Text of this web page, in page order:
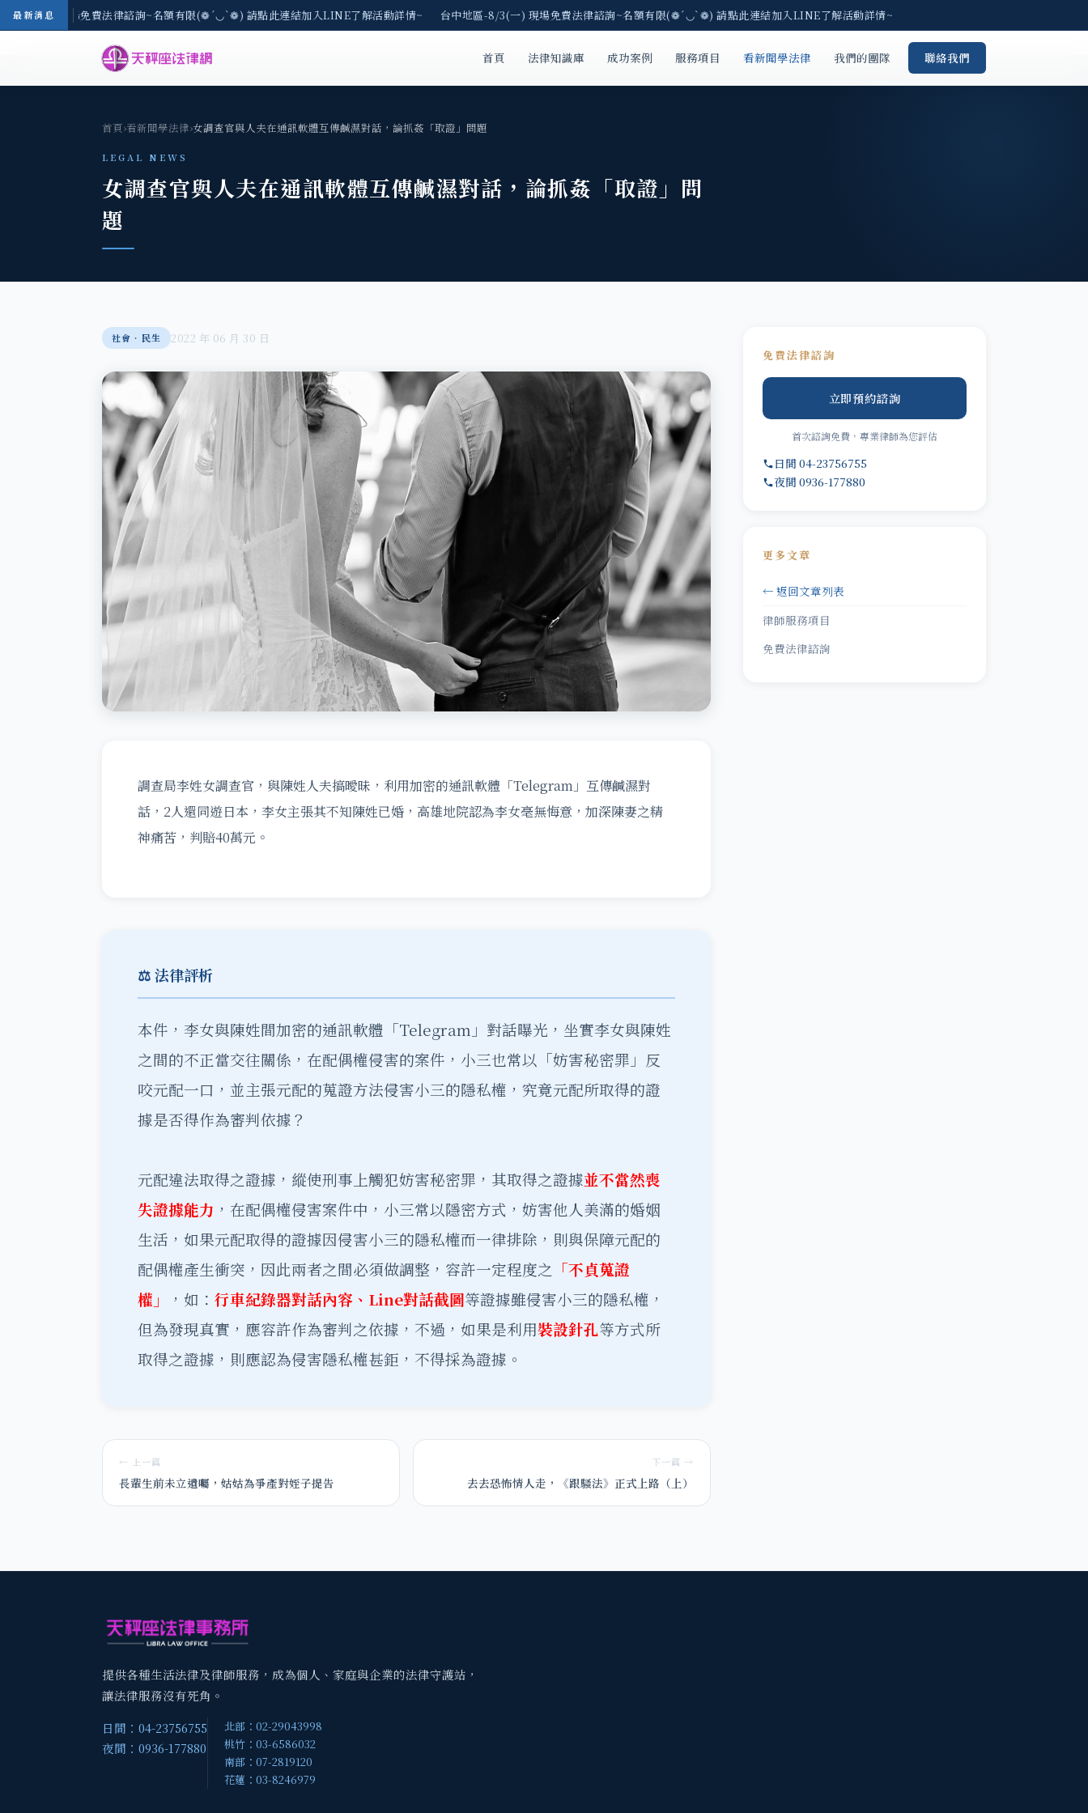
最新消息
-8/3(一) 現場免費法律諮詢~名額有限(❁´◡`❁) 請點此連結加入LINE了解活動詳情~ 台中地區-8/3(一) 現場免費法律諮詢~名額有限(❁´◡`❁) 請點此連結加入LINE了解活動詳情~
首頁 法律知識庫 成功案例 服務項目 看新聞學法律 我們的團隊 聯絡我們
首頁›看新聞學法律›女調查官與人夫在通訊軟體互傳鹹濕對話，論抓姦「取證」問題
LEGAL NEWS
女調查官與人夫在通訊軟體互傳鹹濕對話，論抓姦「取證」問
題
社會‧民生 2022 年 06 月 30 日
調查局李姓女調查官，與陳姓人夫搞曖昧，利用加密的通訊軟體「Telegram」互傳鹹濕對
話，2人還同遊日本，李女主張其不知陳姓已婚，高雄地院認為李女毫無悔意，加深陳妻之精
神痛苦，判賠40萬元。
⚖️ 法律評析
本件，李女與陳姓間加密的通訊軟體「Telegram」對話曝光，坐實李女與陳姓
之間的不正當交往關係，在配偶權侵害的案件，小三也常以「妨害秘密罪」反
咬元配一口，並主張元配的蒐證方法侵害小三的隱私權，究竟元配所取得的證
據是否得作為審判依據？
元配違法取得之證據，縱使刑事上觸犯妨害秘密罪，其取得之證據並不當然喪
失證據能力 ，在配偶權侵害案件中，小三常以隱密方式，妨害他人美滿的婚姻
生活，如果元配取得的證據因侵害小三的隱私權而一律排除，則與保障元配的
配偶權產生衝突，因此兩者之間必須做調整，容許一定程度之 「不貞蒐證
權」
，如： 行車紀錄器對話內容、Line對話截圖等證據雖侵害小三的隱私權，
但為發現真實，應容許作為審判之依據，不過，如果是利用裝設針孔等方式所
取得之證據，則應認為侵害隱私權甚鉅，不得採為證據。
← 上一篇
長輩生前未立遺囑，姑姑為爭產對姪子提告
下一篇 →
去去恐怖情人走，《跟騷法》正式上路（上）
免費法律諮詢
立即預約諮詢
首次諮詢免費，專業律師為您評估
日間 04-23756755
夜間 0936-177880
更多文章
← 返回文章列表
律師服務項目
免費法律諮詢
提供各種生活法律及律師服務，成為個人、家庭與企業的法律守護站，
讓法律服務沒有死角。
日間：04-23756755
夜間：0936-177880
北部：02-29043998
桃竹：03-6586032
南部：07-2819120
花蓮：03-8246979